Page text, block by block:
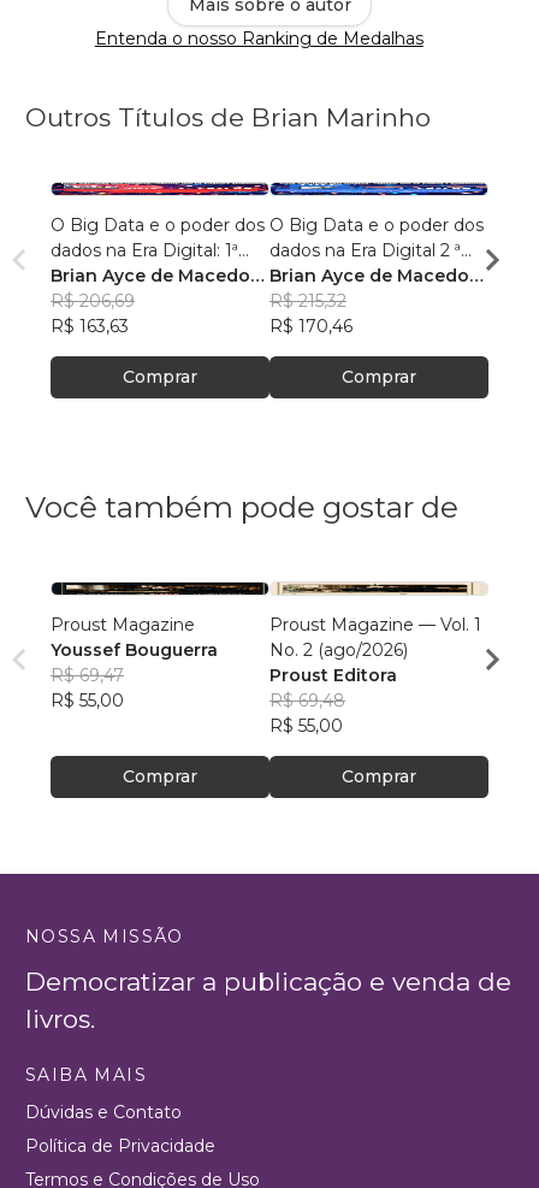
Mais sobre o autor
Entenda o nosso Ranking de Medalhas
Outros Títulos de Brian Marinho
O Big Data e o poder dos
dados na Era Digital: 1ª
Edição.
Brian Ayce de Macedo
Marinho
R$ 206,69
R$ 163,63
Comprar
O Big Data e o poder dos
dados na Era Digital 2 ª
Edição:
Brian Ayce de Macedo
Marinho
R$ 215,32
R$ 170,46
Comprar
Você também pode gostar de
Proust Magazine
Youssef Bouguerra
R$ 69,47
R$ 55,00
Comprar
Proust Magazine — Vol. 1
No. 2 (ago/2026)
Proust Editora
R$ 69,48
R$ 55,00
Comprar
NOSSA MISSÃO
Democratizar a publicação e venda de
livros.
SAIBA MAIS
Dúvidas e Contato
Política de Privacidade
Termos e Condições de Uso